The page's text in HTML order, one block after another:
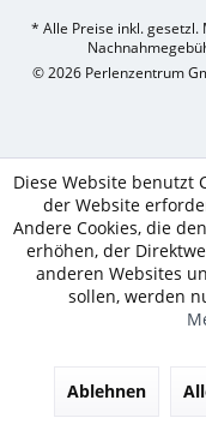
* Alle Preise inkl.
© 2026 Perlenzentrum
Diese Website benutzt
der Website
Andere Cookies, die
erhöhen, der
anderen Websites
sollen, werden
Ablehnen